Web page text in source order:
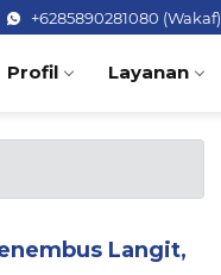
+6285890281080 (Wakaf)
Profil Layanan
Langit,